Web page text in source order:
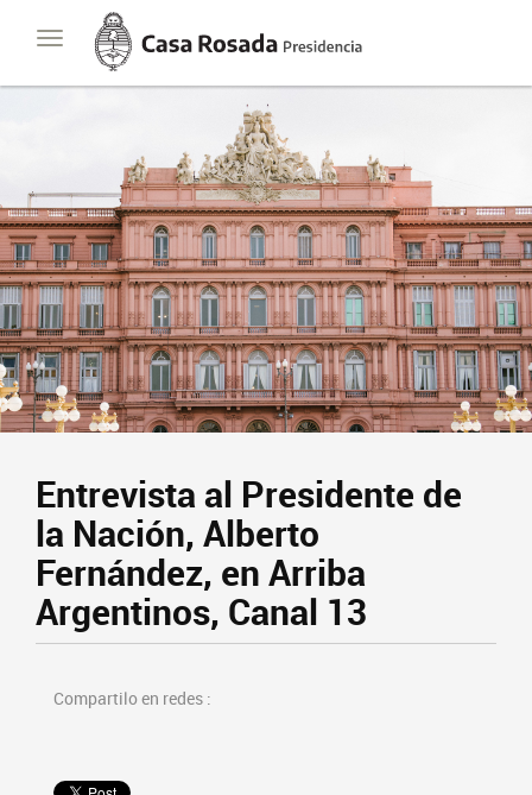
Toggle
navigation
Casa
Rosada
Presidencia
de
Entrevista al Presidente de
la Nación, Alberto
Fernández, en Arriba
Argentinos, Canal 13
Compartilo en redes :